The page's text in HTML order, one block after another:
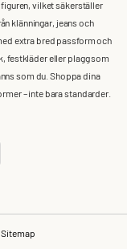
vilket säkerställer
klänningar, jeans och
extra bred passform och
festkläder eller plagg som
som du. Shoppa dina
– inte bara standarder.
Sitemap